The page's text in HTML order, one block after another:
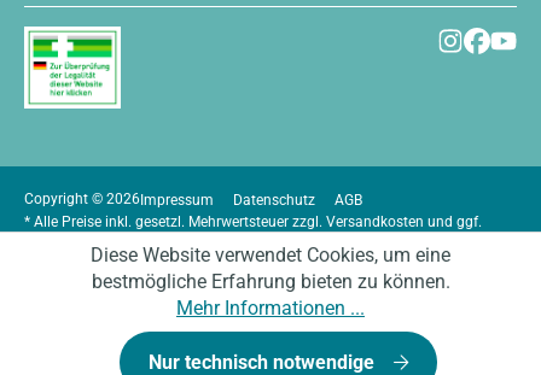
Copyright © 2026 Impressum Datenschutz
AGB
* Alle Preise inkl. gesetzl. Mehrwertsteuer zzgl. Versandkosten und ggf.
Diese Website verwendet Cookies, um eine
bestmögliche Erfahrung bieten zu können.
Mehr Informationen ...
Nur technisch notwendige